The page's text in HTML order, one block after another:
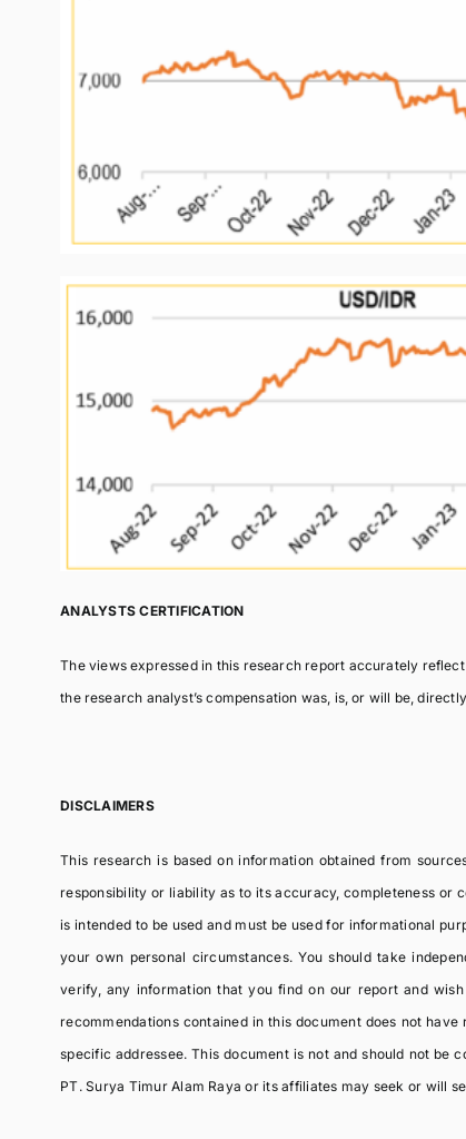
ANALYSTS CERTIFICATION
The views expressed in this research report accurately
the research analyst’s compensation was, is, or will be,
DISCLAIMERS
This research is based on information obtained from
responsibility or liability as to its accuracy, completeness or
is intended to be used and must be used for informational
your own personal circumstances. You should take
verify, any information that you find on our report and
recommendations contained in this document does not
specific addressee. This document is not and should not
PT. Surya Timur Alam Raya or its affiliates may seek or will